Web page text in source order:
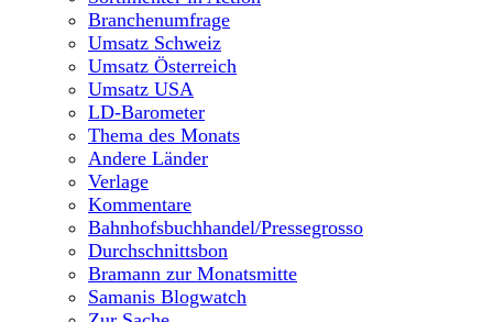
Branchenumfrage
Umsatz Schweiz
Umsatz Österreich
Umsatz USA
LD-Barometer
Thema des Monats
Andere Länder
Verlage
Kommentare
Bahnhofsbuchhandel/Pressegrosso
Durchschnittsbon
Bramann zur Monatsmitte
Samanis Blogwatch